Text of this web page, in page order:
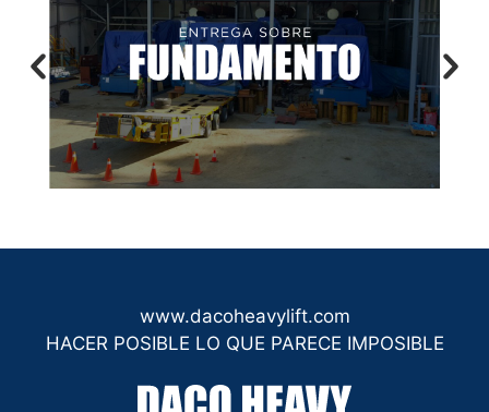
www.dacoheavylift.com
HACER POSIBLE LO QUE PARECE IMPOSIBLE